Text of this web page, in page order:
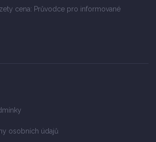
cena: Průvodce pro informované
osobních údajů